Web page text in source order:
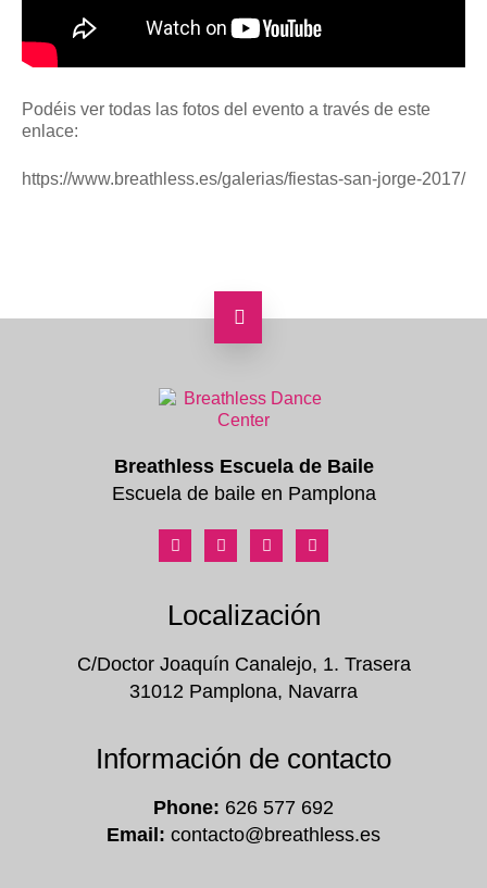
Podéis ver todas las fotos del evento a través de este
enlace:
https://www.breathless.es/galerias/fiestas-san-jorge-2017/
Breathless Escuela de Baile
Escuela de baile en Pamplona
Localización
C/Doctor Joaquín Canalejo, 1. Trasera
31012 Pamplona, Navarra
Información de contacto
Phone: 626 577 692
Email: contacto@breathless.es